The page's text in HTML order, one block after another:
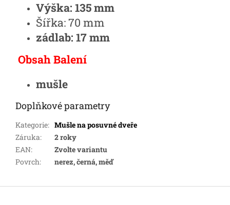
Výška: 135 mm
Šířka: 70 mm
zádlab: 17 mm
Obsah Balení
mušle
Doplňkové parametry
Kategorie: Mušle na posuvné dveře
Záruka:
2 roky
EAN:
Zvolte variantu
Povrch: nerez, černá, měď